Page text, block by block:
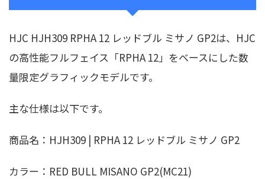
HJC HJH309 RPHA 12 レッドブル ミサノ GP2は、HJC
の高性能フルフェイス「RPHA 12」をベースにした数
量限定グラフィックモデルです。
主な仕様は以下です。
商品名：HJH309 | RPHA 12 レッドブル ミサノ GP2
カラー：RED BULL MISANO GP2(MC21)